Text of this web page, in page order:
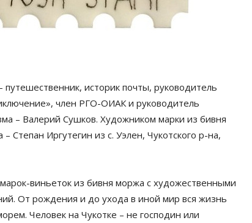
историк почты, руководитель
член РГО-ОИАК и руководитель
– Валерий Сушков. Художником марки из бивня
Степан Иргутегин из с. Уэлен, Чукотского р-на,
виньеток из бивня моржа с художественными
От рождения и до ухода в иной мир вся жизнь
Человек на Чукотке – не господин или